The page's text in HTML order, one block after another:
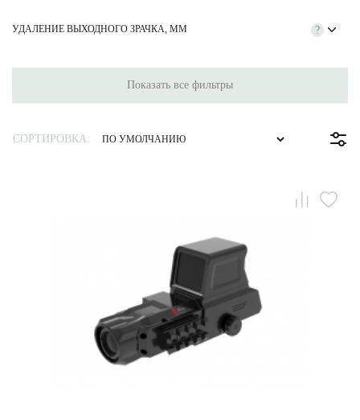
?
УДАЛЕНИЕ ВЫХОДНОГО ЗРАЧКА, ММ
Показать все фильтры
СОРТИРОВКА: